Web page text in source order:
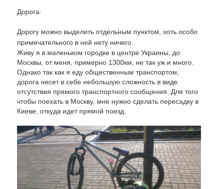
Дорога:
Дорогу можно выделить отдельным пунктом, хоть особо
примечательного в ней нету ничего.
Живу я в маленьком городке в центре Украины, до
Москвы, от меня, примерно 1300км, не так уж и много.
Однако так как я еду общественным транспортом,
дорога несет в себе небольшую сложность в виде
отсутствия прямого транспортного сообщения. Для того
чтобы поехать в Москву, мне нужно сделать пересадку в
Киеве, откуда идет прямой поезд.